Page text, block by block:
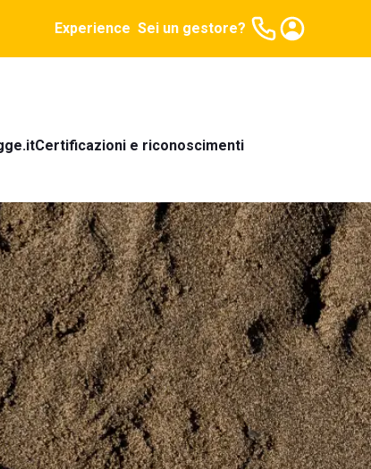
Experience Sei un gestore?
Certificazioni e riconoscimenti